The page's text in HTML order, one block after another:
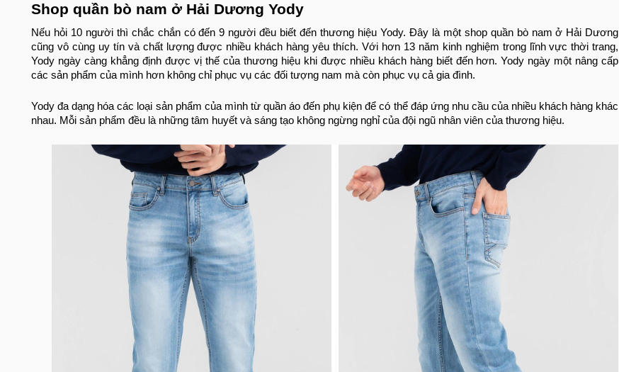
Shop quần bò nam ở Hải Dương Yody
Nếu hỏi 10 người thì chắc chắn có đến 9 người đều biết đến thương hiệu Yody. Đây là một shop quần bò nam ở Hải Dương
cũng vô cùng uy tín và chất lượng được nhiều khách hàng yêu thích. Với hơn 13 năm kinh nghiệm trong lĩnh vực thời trang,
Yody ngày càng khẳng định được vị thế của thương hiệu khi được nhiều khách hàng biết đến hơn. Yody ngày một nâng cấp
các sản phẩm của mình hơn không chỉ phục vụ các đối tượng nam mà còn phục vụ cả gia đình.
Yody đa dạng hóa các loại sản phẩm của mình từ quần áo đến phụ kiện để có thể đáp ứng nhu cầu của nhiều khách hàng khác
nhau. Mỗi sản phẩm đều là những tâm huyết và sáng tạo không ngừng nghỉ của đội ngũ nhân viên của thương hiệu.